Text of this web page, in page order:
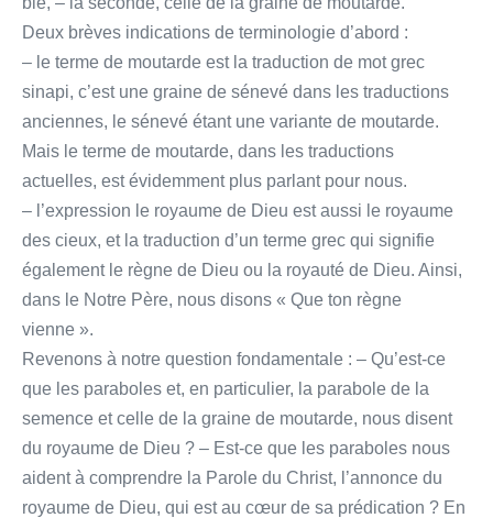
Deux brèves indications de terminologie d’abord :
– le terme de moutarde est la traduction de mot grec
sinapi, c’est une graine de sénevé dans les traductions
anciennes, le sénevé étant une variante de moutarde.
Mais le terme de moutarde, dans les traductions
actuelles, est évidemment plus parlant pour nous.
– l’expression le royaume de Dieu est aussi le royaume
des cieux, et la traduction d’un terme grec qui signifie
également le règne de Dieu ou la royauté de Dieu. Ainsi,
dans le Notre Père, nous disons « Que ton règne
vienne ».
Revenons à notre question fondamentale : – Qu’est-ce
que les paraboles et, en particulier, la parabole de la
semence et celle de la graine de moutarde, nous disent
du royaume de Dieu ? – Est-ce que les paraboles nous
aident à comprendre la Parole du Christ, l’annonce du
royaume de Dieu, qui est au cœur de sa prédication ? En